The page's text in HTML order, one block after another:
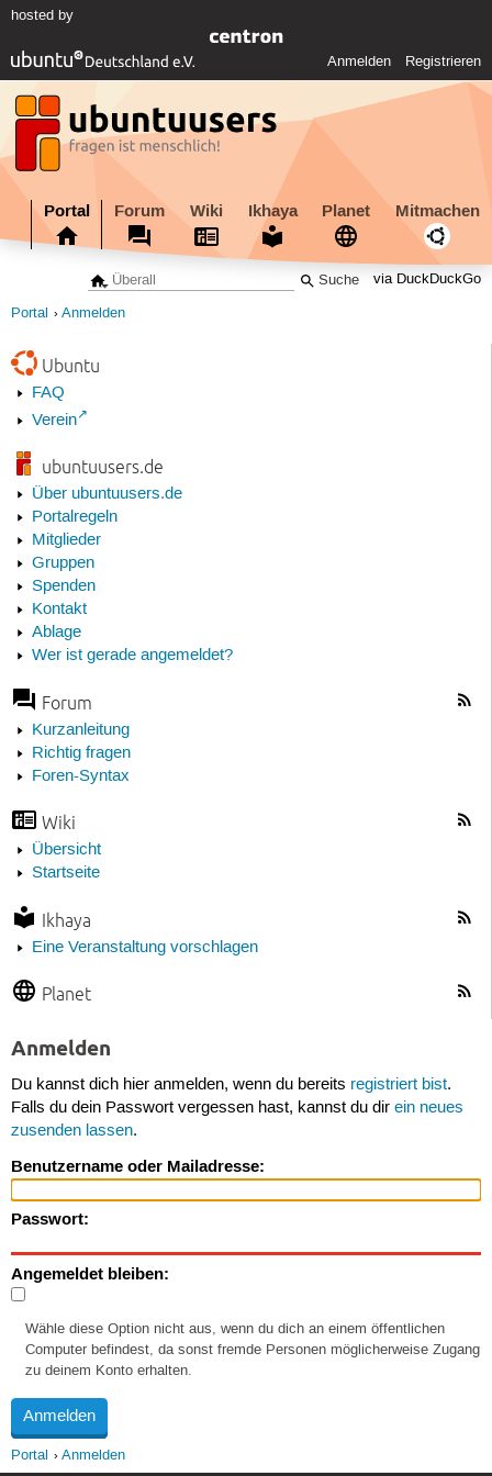
hosted by
Anmelden Registrieren
Portal Forum Wiki Ikhaya Planet Mitmachen
via DuckDuckGo
Portal Anmelden
Ubuntu
FAQ
Verein
ubuntuusers.de
Über ubuntuusers.de
Portalregeln
Mitglieder
Gruppen
Spenden
Kontakt
Ablage
Wer ist gerade angemeldet?
Forum
Kurzanleitung
Richtig fragen
Foren-Syntax
Wiki
Übersicht
Startseite
Ikhaya
Eine Veranstaltung vorschlagen
Planet
Anmelden
Du kannst dich hier anmelden, wenn du bereits registriert bist.
Falls du dein Passwort vergessen hast, kannst du dir ein neues
zusenden lassen.
Benutzername oder Mailadresse:
Passwort:
Angemeldet bleiben:
Wähle diese Option nicht aus, wenn du dich an einem öffentlichen
Computer befindest, da sonst fremde Personen möglicherweise Zugang
zu deinem Konto erhalten.
Portal Anmelden